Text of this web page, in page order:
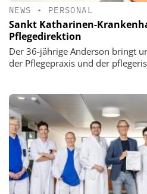
NEWS • PERSONAL
Sankt Katharinen-
Pflegedirektion
Der 36-jährige Anderson bringt
der Pflegepraxis und der